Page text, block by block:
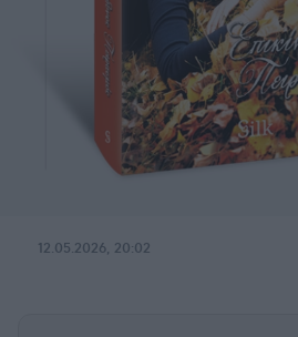
12.05.2026, 20:02